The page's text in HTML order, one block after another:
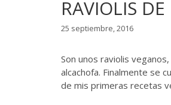
RAVIOLIS
25 septiembre, 2016
Son unos raviolis
alcachofa. Finalmente se
de mis primeras recetas